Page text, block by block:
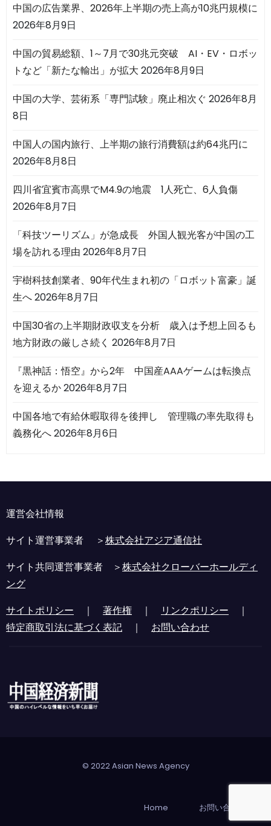
中国の広告業界、2026年上半期の売上高が10兆円規模に
2026年8月9日
中国の貿易総額、1～7月で30兆元突破 AI・EV・ロボッ
トなど「新たな輸出」が拡大 2026年8月9日
中国の大学、芸術系「専門試験」廃止相次ぐ 2026年8月
8日
中国人の国内旅行、上半期の旅行消費額は約64兆円に
2026年8月8日
四川省宜賓市高県でM4.9の地震 1人死亡、6人負傷
2026年8月7日
「科技ツーリズム」が急成長 外国人観光客が中国の工
場を訪れる理由 2026年8月7日
宇樹科技創業者、90年代生まれ初の「ロボット富豪」誕
生へ2026年8月7日
中国30省の上半期財政収支を分析 歳入は予想上回るも
地方財政の厳しさ続く 2026年8月7日
『黒神話：悟空』から2年 中国産AAAゲームは転換点
を迎えるか2026年8月7日
中国各地で有給休暇取得を後押し 管理職の率先取得も
義務化へ2026年8月6日
運営会社情報
サイト運営事業者 ＞株式会社アジア通信社
サイト共同運営事業者 ＞株式会社クローバーホールディ
ング
サイトポリシー ｜ 著作権 ｜ リンクポリシー ｜
特定商取引法に基づく表記 ｜ お問い合わせ
© 2022 Asian News Agency
Home お問い合わせ